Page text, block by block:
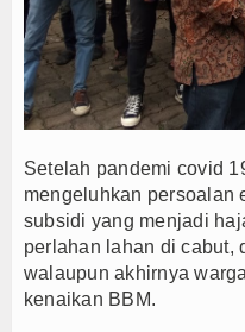
Setelah pandemi covid
mengeluhkan persoalan
subsidi yang menjadi
perlahan lahan di cabut,
walaupun akhirnya
kenaikan BBM.